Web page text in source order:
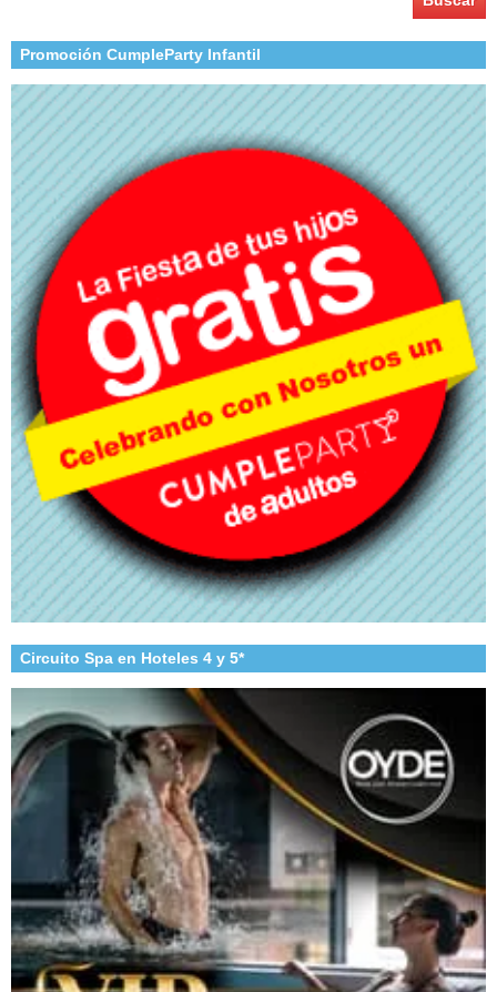
Promoción CumpleParty Infantil
Circuito Spa en Hoteles 4 y 5*